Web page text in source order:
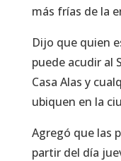
más frías de la
Dijo que quien
puede acudir al
Casa Alas y
ubiquen en la
Agregó que las
partir del día